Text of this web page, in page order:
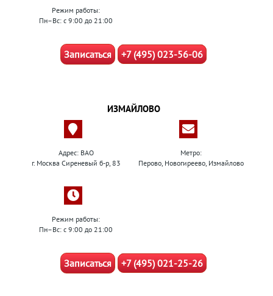
Режим работы:
Пн–Вс: с 9:00 до 21:00
Записаться +7 (495) 023-56-06
ИЗМАЙЛОВО
Адрес: ВАО
г. Москва Сиреневый б-р, 83
Метро:
Перово, Новогиреево, Измайлово
Режим работы:
Пн–Вс: с 9:00 до 21:00
Записаться +7 (495) 021-25-26